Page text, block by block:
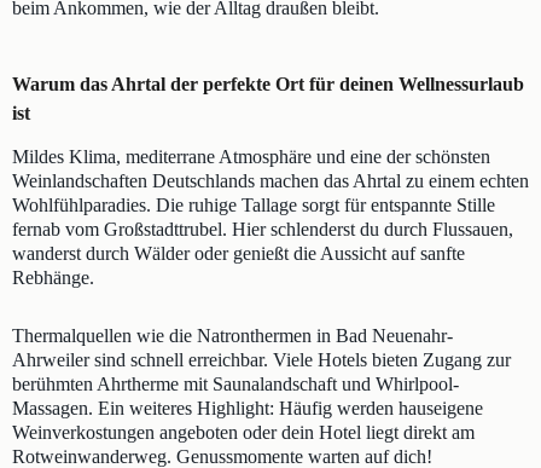
beim Ankommen, wie der Alltag draußen bleibt.
Warum das Ahrtal der perfekte Ort für deinen Wellnessurlaub
ist
Mildes Klima, mediterrane Atmosphäre und eine der schönsten
Weinlandschaften Deutschlands machen das Ahrtal zu einem echten
Wohlfühlparadies. Die ruhige Tallage sorgt für entspannte Stille
fernab vom Großstadttrubel. Hier schlenderst du durch Flussauen,
wanderst durch Wälder oder genießt die Aussicht auf sanfte
Rebhänge.
Thermalquellen wie die Natronthermen in Bad Neuenahr-
Ahrweiler sind schnell erreichbar. Viele Hotels bieten Zugang zur
berühmten Ahrtherme mit Saunalandschaft und Whirlpool-
Massagen. Ein weiteres Highlight: Häufig werden hauseigene
Weinverkostungen angeboten oder dein Hotel liegt direkt am
Rotweinwanderweg. Genussmomente warten auf dich!